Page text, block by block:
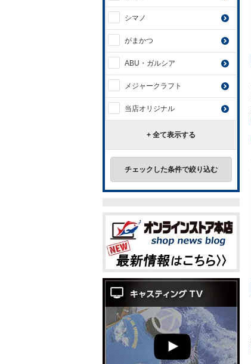
シマノ
がまかつ
ABU・ガルシア
メジャークラフト
当店オリジナル
+ 全て表示する
チェックした条件で絞り込む